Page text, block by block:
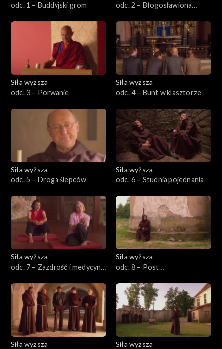
odc. 1 – Buddyjski grom
odc. 2 – Błogosławiona
Siła wyższa
odc. 3 – Porwanie
Siła wyższa
odc. 4 – Bunt w klasztorze
Siła wyższa
odc. 5 – Droga ślepców
Siła wyższa
odc. 6 – Studnia pojednania
Siła wyższa
odc. 7 – Zazdrość i medycyna
Siła wyższa
odc. 8 – Post
Siła wyższa
Siła wyższa